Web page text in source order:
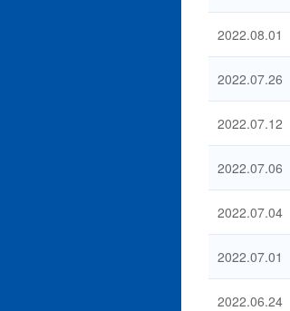
2022.08.01
2022.07.26
2022.07.12
2022.07.06
2022.07.04
2022.07.01
2022.06.24